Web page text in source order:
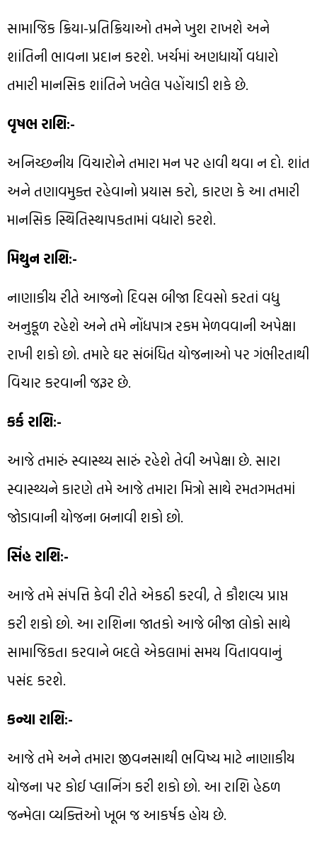
સામાજિક ક્રિયા-પ્રતિક્રિયાઓ તમને ખુશ રાખશે અને
શાંતિની ભાવના પ્રદાન કરશે. ખર્ચમાં અણધાર્યો વધારો
તમારી માનસિક શાંતિને ખલેલ પહોંચાડી શકે છે.
વૃષભ રાશિ:-
અનિચ્છનીય વિચારોને તમારા મન પર હાવી થવા ન દો. શાંત
અને તણાવમુક્ત રહેવાનો પ્રયાસ કરો, કારણ કે આ તમારી
માનસિક સ્થિતિસ્થાપકતામાં વધારો કરશે.
મિથુન રાશિ:-
નાણાકીય રીતે આજનો દિવસ બીજા દિવસો કરતાં વધુ
અનુકૂળ રહેશે અને તમે નોંધપાત્ર રકમ મેળવવાની અપેક્ષા
રાખી શકો છો. તમારે ઘર સંબંધિત યોજનાઓ પર ગંભીરતાથી
વિચાર કરવાની જરૂર છે.
કર્ક રાશિ:-
આજે તમારું સ્વાસ્થ્ય સારું રહેશે તેવી અપેક્ષા છે. સારા
સ્વાસ્થ્યને કારણે તમે આજે તમારા મિત્રો સાથે રમતગમતમાં
જોડાવાની યોજના બનાવી શકો છો.
સિંહ રાશિ:-
આજે તમે સંપત્તિ કેવી રીતે એકઠી કરવી, તે કૌશલ્ય પ્રાપ્ત
કરી શકો છો. આ રાશિના જાતકો આજે બીજા લોકો સાથે
સામાજિકતા કરવાને બદલે એકલામાં સમય વિતાવવાનું
પસંદ કરશે.
કન્યા રાશિ:-
આજે તમે અને તમારા જીવનસાથી ભવિષ્ય માટે નાણાકીય
યોજના પર કોઈ પ્લાનિંગ કરી શકો છો. આ રાશિ હેઠળ
જન્મેલા વ્યક્તિઓ ખૂબ જ આકર્ષક હોય છે.